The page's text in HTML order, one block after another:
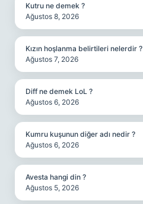
Kutru ne demek ?
Ağustos 8, 2026
Kızın hoşlanma belirtileri nelerdir ?
Ağustos 7, 2026
Diff ne demek LoL ?
Ağustos 6, 2026
Kumru kuşunun diğer adı nedir ?
Ağustos 6, 2026
Avesta hangi din ?
Ağustos 5, 2026